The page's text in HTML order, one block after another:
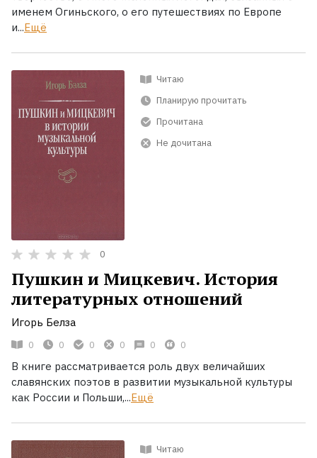
именем Огиньского, о его путешествиях по Европе
и...Ещё
Читаю
Планирую прочитать
Прочитана
Не дочитана
0
Пушкин и Мицкевич. История
литературных отношений
Игорь Белза
0 0 0 0 0 0
В книге рассматривается роль двух величайших
славянских поэтов в развитии музыкальной культуры
как России и Польши,...Ещё
Читаю